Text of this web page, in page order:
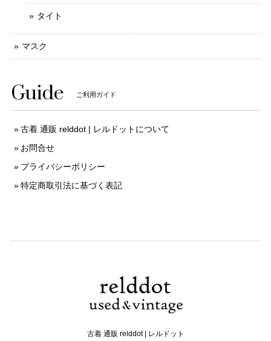
タイト
マスク
Guide ご利用ガイド
古着 通販 relddot | レルドットについて
お問合せ
プライバシーポリシー
特定商取引法に基づく表記
古着 通販 relddot | レルドット